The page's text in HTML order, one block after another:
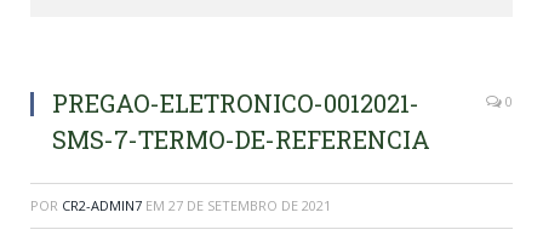
PREGAO-ELETRONICO-0012021-
SMS-7-TERMO-DE-REFERENCIA
0
POR CR2-ADMIN7 EM 27 DE SETEMBRO DE 2021